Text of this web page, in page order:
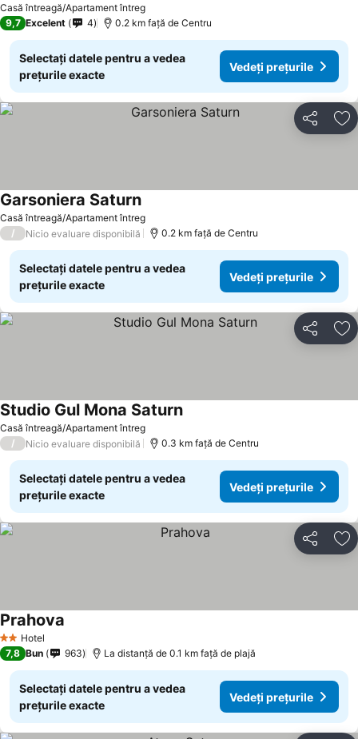
Casă întreagă/Apartament întreg
9,7 Excelent 4 0.2 km faţă de Centru
Selectați datele pentru a vedea
prețurile exacte
Vedeți prețurile
Distribuiți
Casă întreagă/Apartament întreg
Garsoniera Saturn
/ Nicio evaluare disponibilă 0.2 km faţă de Centru
Selectați datele pentru a vedea
prețurile exacte
Vedeți prețurile
Distribuiți
Casă întreagă/Apartament întreg
Studio Gul Mona Saturn
/ Nicio evaluare disponibilă 0.3 km faţă de Centru
Selectați datele pentru a vedea
prețurile exacte
Vedeți prețurile
Distribuiți
2 SteleHotel
Prahova
7,8 Bun 963 La distanță de 0.1 km față de plajă
Selectați datele pentru a vedea
prețurile exacte
Vedeți prețurile